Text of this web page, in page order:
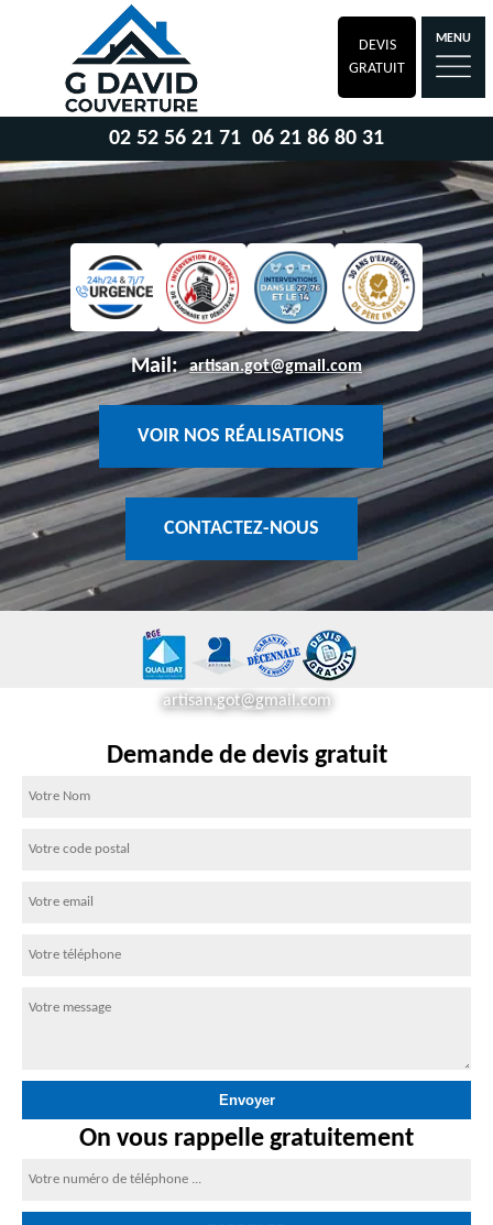
DEVIS
GRATUIT
MENU
02 52 56 21 71 06 21 86 80 31
Mail: artisan.got@gmail.com
VOIR NOS RÉALISATIONS
CONTACTEZ-NOUS
artisan.got@gmail.com
Demande de devis gratuit
On vous rappelle gratuitement